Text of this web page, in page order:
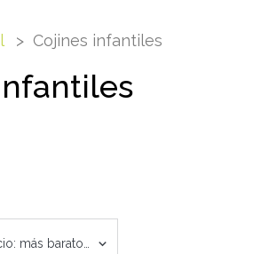
Cojines infantiles